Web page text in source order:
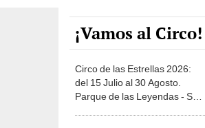
¡Vamos al Circo!
Circo de las Estrellas 2026:
del 15 Julio al 30 Agosto.
Parque de las Leyendas - San